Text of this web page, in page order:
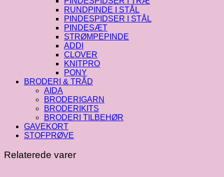
RUNDPINDE I STÅL
PINDESPIDSER I STÅL
PINDESÆT
STRØMPEPINDE
ADDI
CLOVER
KNITPRO
PONY
BRODERI & TRÅD
AIDA
BRODERIGARN
BRODERIKITS
BRODERI TILBEHØR
GAVEKORT
STOFPRØVE
Relaterede varer